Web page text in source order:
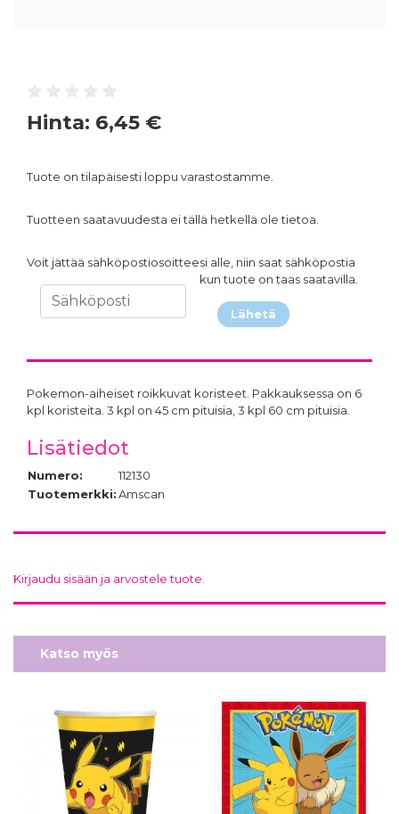
Hinta: 6,45 €
Tuote on tilapäisesti loppu varastostamme.
Tuotteen saatavuudesta ei tällä hetkellä ole tietoa.
Voit jättää sähköpostiosoitteesi alle, niin saat sähköpostia
kun tuote on taas saatavilla.
Lähetä
Pokemon-aiheiset roikkuvat koristeet. Pakkauksessa on 6
kpl koristeita. 3 kpl on 45 cm pituisia, 3 kpl 60 cm pituisia.
Lisätiedot
Numero:
112130
Tuotemerkki:Amscan
Kirjaudu sisään ja arvostele tuote.
Katso myös